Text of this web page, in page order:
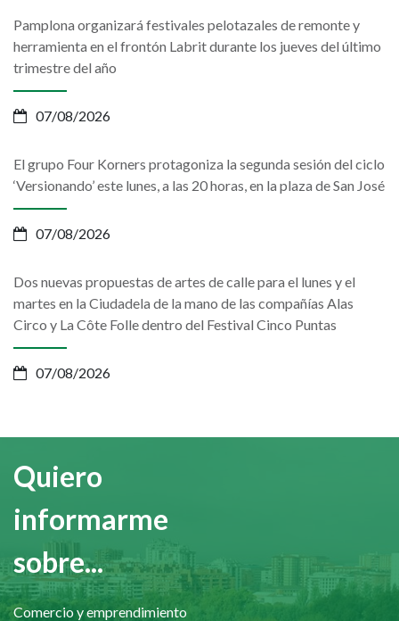
Pamplona organizará festivales pelotazales de remonte y
herramienta en el frontón Labrit durante los jueves del último
trimestre del año
07/08/2026
El grupo Four Korners protagoniza la segunda sesión del ciclo
‘Versionando’ este lunes, a las 20 horas, en la plaza de San José
07/08/2026
Dos nuevas propuestas de artes de calle para el lunes y el
martes en la Ciudadela de la mano de las compañías Alas
Circo y La Côte Folle dentro del Festival Cinco Puntas
07/08/2026
Quiero
informarme
sobre...
Comercio y emprendimiento